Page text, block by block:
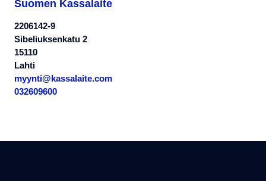
Suomen Kassalaite
2206142-9
Sibeliuksenkatu 2
15110
Lahti
myynti@kassalaite.com
032609600